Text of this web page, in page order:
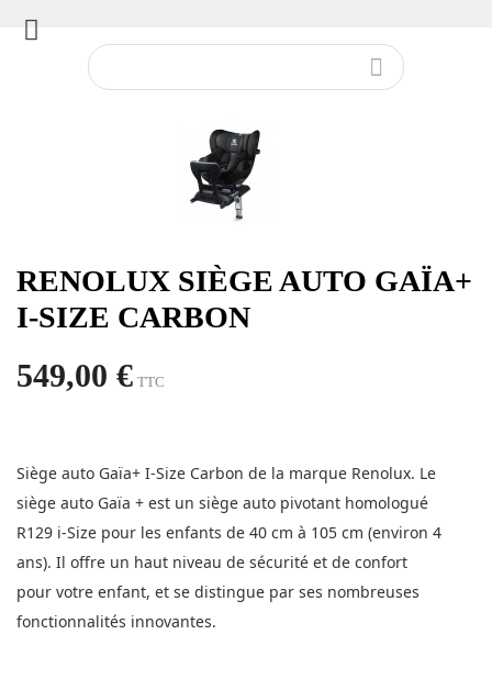


RENOLUX SIÈGE AUTO GAÏA+
I-SIZE CARBON
549,00 € TTC
Siège auto Gaïa+ I-Size Carbon de la marque Renolux. Le
siège auto Gaïa + est un siège auto pivotant homologué
R129 i-Size pour les enfants de 40 cm à 105 cm (environ 4
ans). Il offre un haut niveau de sécurité et de confort
pour votre enfant, et se distingue par ses nombreuses
fonctionnalités innovantes.